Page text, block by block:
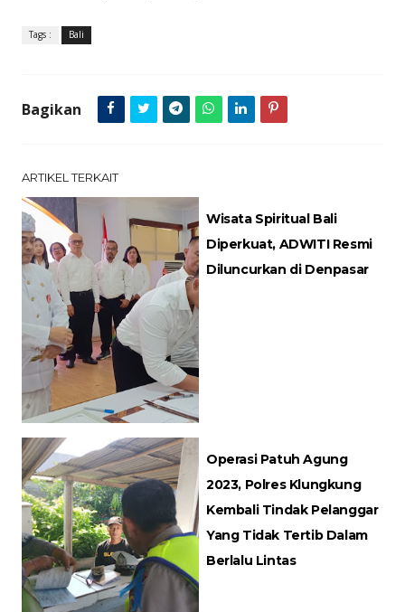
Tags : Bali
Bagikan
ARTIKEL TERKAIT
Wisata Spiritual Bali
Diperkuat, ADWITI Resmi
Diluncurkan di Denpasar
Operasi Patuh Agung
2023, Polres Klungkung
Kembali Tindak Pelanggar
Yang Tidak Tertib Dalam
Berlalu Lintas